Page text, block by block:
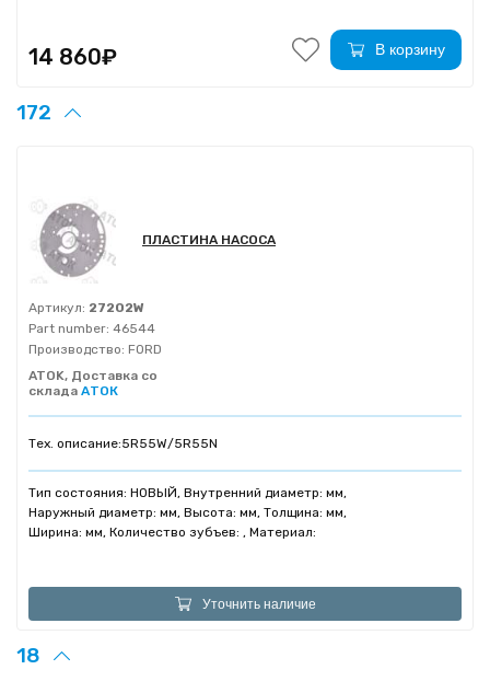
14 860₽ В корзину
172
ПЛАСТИНА НАСОСА
Артикул: 27202W
Part number: 46544
Производство: FORD
ATOK, Доставка со
склада АТОК
Тех. описание:5R55W/5R55N
Тип состояния: НОВЫЙ, Внутренний диаметр: мм,
Наружный диаметр: мм, Высота: мм, Толщина: мм,
Ширина: мм, Количество зубъев: , Материал:
Уточнить наличие
18